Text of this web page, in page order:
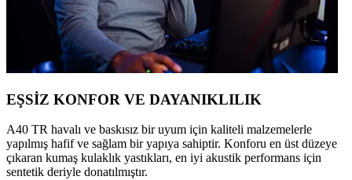
EŞSİZ KONFOR VE DAYANIKLILIK
A40 TR havalı ve baskısız bir uyum için kaliteli malzemelerle
yapılmış hafif ve sağlam bir yapıya sahiptir. Konforu en üst düzeye
çıkaran kumaş kulaklık yastıkları, en iyi akustik performans için
sentetik deriyle donatılmıştır.